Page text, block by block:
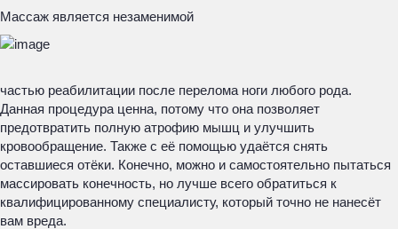
Массаж является незаменимой
частью реабилитации после перелома ноги любого рода.
Данная процедура ценна, потому что она позволяет
предотвратить полную атрофию мышц и улучшить
кровообращение. Также с её помощью удаётся снять
оставшиеся отёки. Конечно, можно и самостоятельно пытаться
массировать конечность, но лучше всего обратиться к
квалифицированному специалисту, который точно не нанесёт
вам вреда.